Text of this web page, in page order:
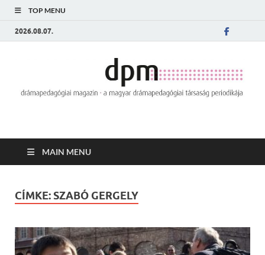
TOP MENU
2026.08.07.
MAIN MENU
CÍMKE: SZABÓ GERGELY